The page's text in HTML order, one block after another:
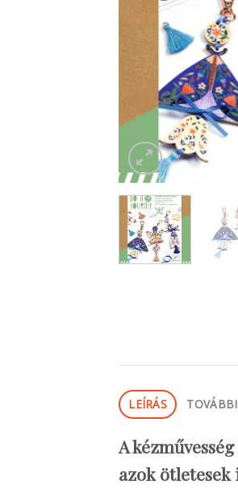
LEÍRÁS
A
azok ötletesek